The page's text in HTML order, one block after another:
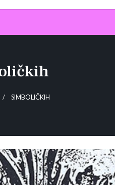
SIMBOLIČKIH